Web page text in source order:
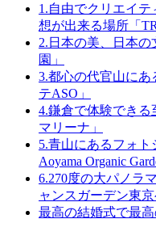
1.自由でクリエイ
想が出来る場所「
2.日本の美、日本
園」
3.都心の代官山に
テASO」
4.鎌倉で体験でき
マリーナ」
5.青山にあるフォ
Aoyama Organic
6.270度の大パノラ
ャンスガーデン東京
最高の結婚式で最高